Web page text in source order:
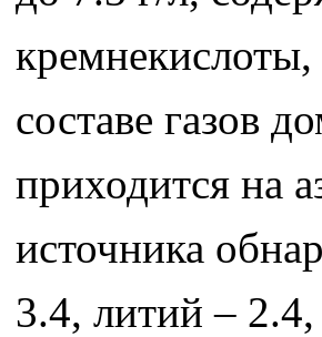
составе газов
приходится на
источника
3.4, литий –